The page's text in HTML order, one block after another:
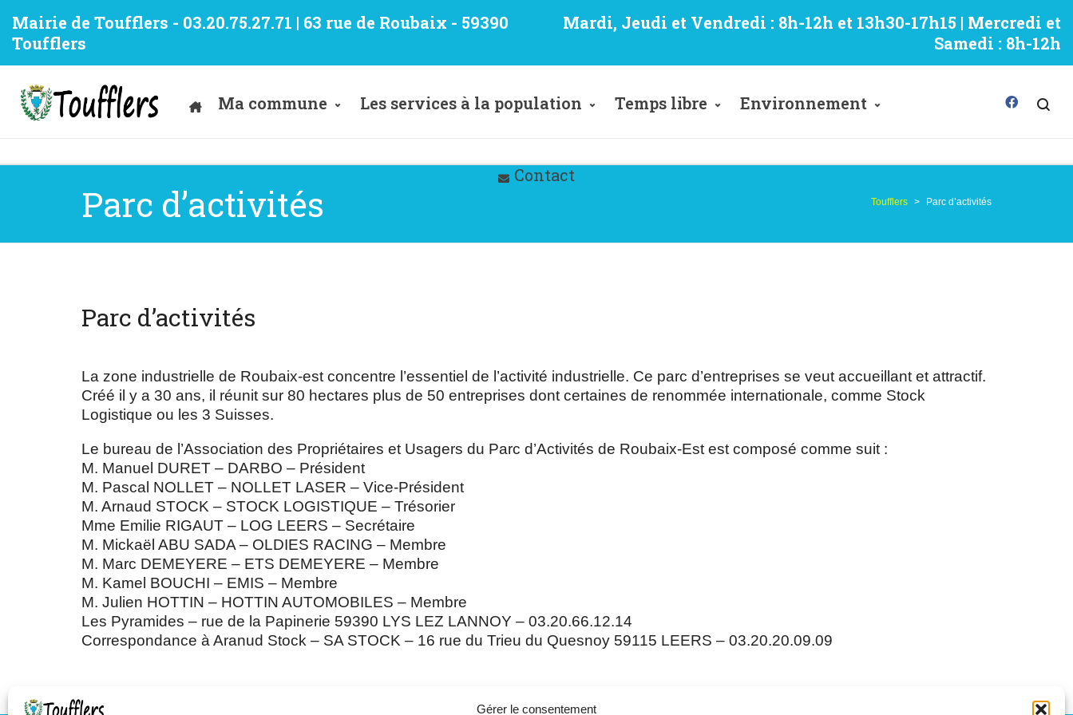
Gérer le consentement
Mairie de Toufflers - 03.20.75.27.71 | 63 rue de Roubaix - 59390
Toufflers
Mardi, Jeudi et Vendredi : 8h-12h et 13h30-17h15 | Mercredi et
Samedi : 8h-12h
Ma commune Les services à la population Temps libre Environnement
Contact
Parc d’activités Toufflers > Parc d’activités
Parc d’activités
La zone industrielle de Roubaix-est concentre l’essentiel de l’activité industrielle. Ce parc d’entreprises se veut accueillant et attractif.
Créé il y a 30 ans, il réunit sur 80 hectares plus de 50 entreprises dont certaines de renommée internationale, comme Stock
Logistique ou les 3 Suisses.
Le bureau de l’Association des Propriétaires et Usagers du Parc d’Activités de Roubaix-Est est composé comme suit :
M. Manuel DURET – DARBO – Président
M. Pascal NOLLET – NOLLET LASER – Vice-Président
M. Arnaud STOCK – STOCK LOGISTIQUE – Trésorier
Mme Emilie RIGAUT – LOG LEERS – Secrétaire
M. Mickaël ABU SADA – OLDIES RACING – Membre
M. Marc DEMEYERE – ETS DEMEYERE – Membre
M. Kamel BOUCHI – EMIS – Membre
M. Julien HOTTIN – HOTTIN AUTOMOBILES – Membre
Les Pyramides – rue de la Papinerie 59390 LYS LEZ LANNOY – 03.20.66.12.14
Correspondance à Aranud Stock – SA STOCK – 16 rue du Trieu du Quesnoy 59115 LEERS – 03.20.20.09.09